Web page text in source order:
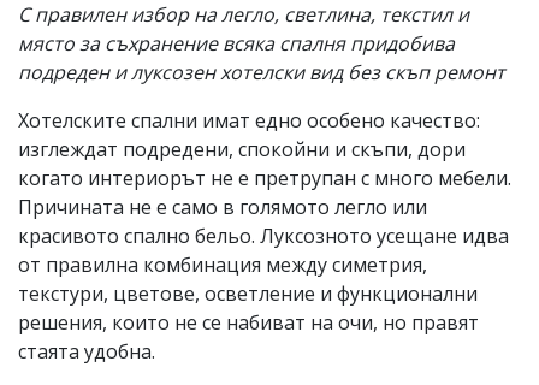
отговорност
за
тях!
Ако
откриете
обиден
за
вас
коментар,
моля
сигнализирайте
ни!
С правилен избор на легло, светлина, текстил и
място за съхранение всяка спалня придобива
подреден и луксозен хотелски вид без скъп ремонт
Хотелските спални имат едно особено качество:
изглеждат подредени, спокойни и скъпи, дори
когато интериорът не е претрупан с много мебели.
Причината не е само в голямото легло или
красивото спално бельо. Луксозното усещане идва
от правилна комбинация между симетрия,
текстури, цветове, осветление и функционални
решения, които не се набиват на очи, но правят
стаята удобна.